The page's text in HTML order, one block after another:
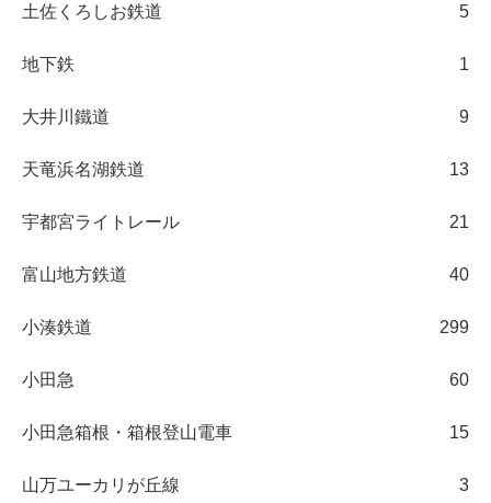
土佐くろしお鉄道 5
地下鉄 1
大井川鐵道 9
天竜浜名湖鉄道 13
宇都宮ライトレール 21
富山地方鉄道 40
小湊鉄道 299
小田急 60
小田急箱根・箱根登山電車 15
山万ユーカリが丘線 3